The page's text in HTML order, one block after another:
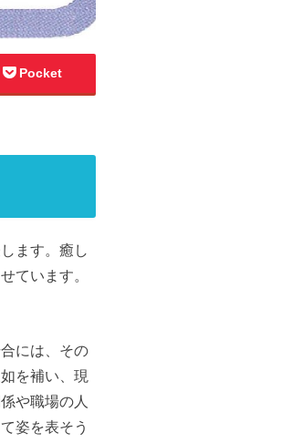
Pocket
ます。癒し
ています。
には、その
を補い、現
や職場の人
姿を表そう